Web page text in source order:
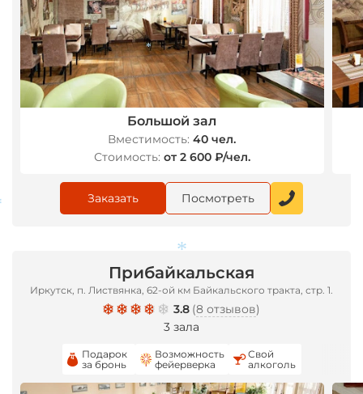
Большой зал
Вместимость: 40 чел.
Стоимость: от 2 600 ₽/чел.
Заказать Посмотреть
Прибайкальская
Иркутск, п. Листвянка, ​62-ой км Байкальского тракта, стр. 1.
3.8 (8 отзывов)
3 зала
Подарок
за бронь
Возможность
фейерверка
Свой
алкоголь
*
*